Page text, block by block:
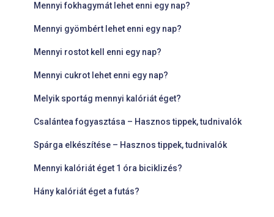
Mennyi fokhagymát lehet enni egy nap?
Mennyi gyömbért lehet enni egy nap?
Mennyi rostot kell enni egy nap?
Mennyi cukrot lehet enni egy nap?
Melyik sportág mennyi kalóriát éget?
Csalántea fogyasztása – Hasznos tippek, tudnivalók
Spárga elkészítése – Hasznos tippek, tudnivalók
Mennyi kalóriát éget 1 óra biciklizés?
Hány kalóriát éget a futás?